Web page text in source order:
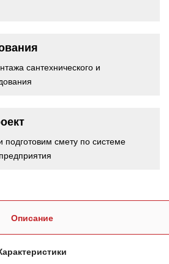
сантехнического и
подготовим смету по системе
Описание